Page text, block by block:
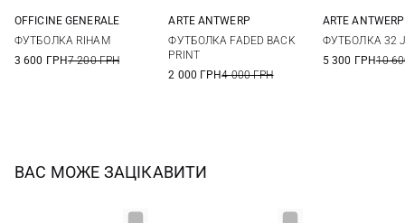
OFFICINE GENERALE
ФУТБОЛКА RIHAM
3 600 ГРН7 200 ГРН
ARTE ANTWERP
ФУТБОЛКА FADED BACK
PRINT
2 000 ГРН4 000 ГРН
ARTE ANTWERP
ФУТБОЛКА 32
5 300 ГРН10
ВАС МОЖЕ ЗАЦІКАВИТИ